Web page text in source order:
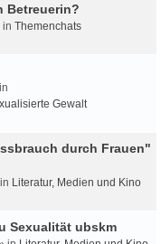
Betreuerin?
in Themenchats
Gewalt
durch Frauen"
Literatur, Medien und Kino
Sexualität ubskm